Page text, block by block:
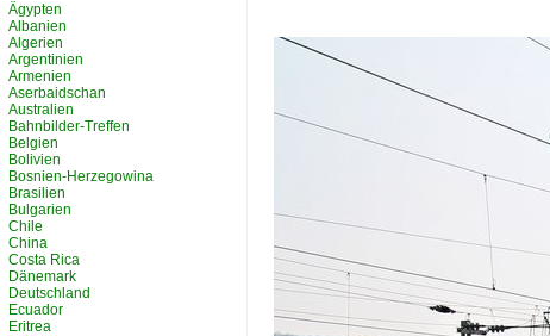
Ägypten
Albanien
Algerien
Argentinien
Armenien
Aserbaidschan
Australien
Bahnbilder-Treffen
Belgien
Bolivien
Bosnien-Herzegowina
Brasilien
Bulgarien
Chile
China
Costa Rica
Dänemark
Deutschland
Ecuador
Eritrea